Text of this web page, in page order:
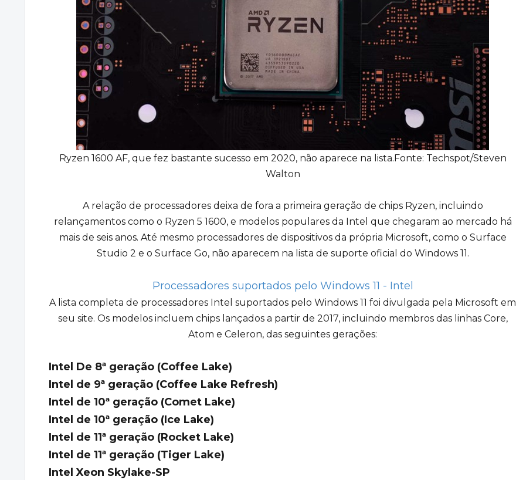
Ryzen 1600 AF, que fez bastante sucesso em 2020, não aparece na lista.Fonte: Techspot/Steven
Walton
A relação de processadores deixa de fora a primeira geração de chips Ryzen, incluindo
relançamentos como o Ryzen 5 1600, e modelos populares da Intel que chegaram ao mercado há
mais de seis anos. Até mesmo processadores de dispositivos da própria Microsoft, como o Surface
Studio 2 e o Surface Go, não aparecem na lista de suporte oficial do Windows 11.
Processadores suportados pelo Windows 11 - Intel
A lista completa de processadores Intel suportados pelo Windows 11 foi divulgada pela Microsoft em
seu site. Os modelos incluem chips lançados a partir de 2017, incluindo membros das linhas Core,
Atom e Celeron, das seguintes gerações:
Intel De 8ª geração (Coffee Lake)
Intel de 9ª geração (Coffee Lake Refresh)
Intel de 10ª geração (Comet Lake)
Intel de 10ª geração (Ice Lake)
Intel de 11ª geração (Rocket Lake)
Intel de 11ª geração (Tiger Lake)
Intel Xeon Skylake-SP